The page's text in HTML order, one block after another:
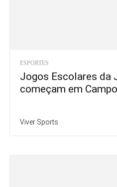
ESPORTES
Jogos Escolares da
começam em
Viver Sports